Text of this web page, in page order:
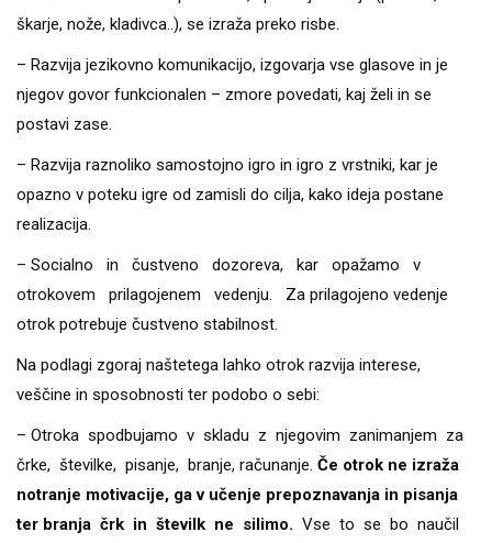
škarje, nože, kladivca..), se izraža preko risbe.
– Razvija jezikovno komunikacijo, izgovarja vse glasove in je
njegov govor funkcionalen – zmore povedati, kaj želi in se
postavi zase.
– Razvija raznoliko samostojno igro in igro z vrstniki, kar je
opazno v poteku igre od zamisli do cilja, kako ideja postane
realizacija.
– Socialno in čustveno dozoreva, kar opažamo v
otrokovem prilagojenem vedenju. Za prilagojeno vedenje
otrok potrebuje čustveno stabilnost.
Na podlagi zgoraj naštetega lahko otrok razvija interese,
veščine in sposobnosti ter podobo o sebi:
– Otroka spodbujamo v skladu z njegovim zanimanjem za
črke, številke, pisanje, branje, računanje. Če otrok ne izraža
notranje motivacije, ga v učenje prepoznavanja in pisanja
ter branja črk in številk ne silimo. Vse to se bo naučil